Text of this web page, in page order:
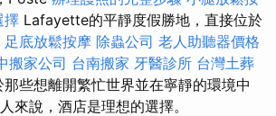
擇 Lafayette的平靜度假勝地，直接位於
足底放鬆按摩 除蟲公司 老人助聽器價格
搬家公司 台南搬家 牙醫診所 台灣土葬
那些想離開繁忙世界並在寧靜的環境中
來說，酒店是理想的選擇。